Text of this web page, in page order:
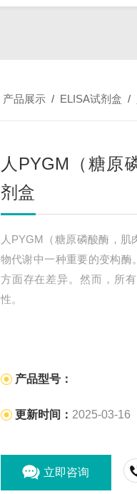
产品展示 / ELISA试剂盒 /
人PYGM（糖原
剂盒
人PYGM（糖原磷酸酶，
物代谢中一种重要的变构酶
方面存在差异。然而，所
性。
产品型号：
更新时间： 2025-03-16
立即咨询